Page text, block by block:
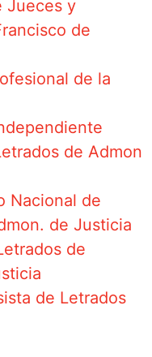
Jueces y
de
de la
de Admon
Nacional de
de Justicia
de
de Letrados